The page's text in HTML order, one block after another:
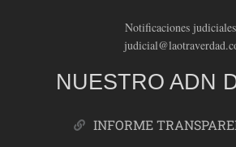
Notificaciones
NUESTRO ADN
INFORME